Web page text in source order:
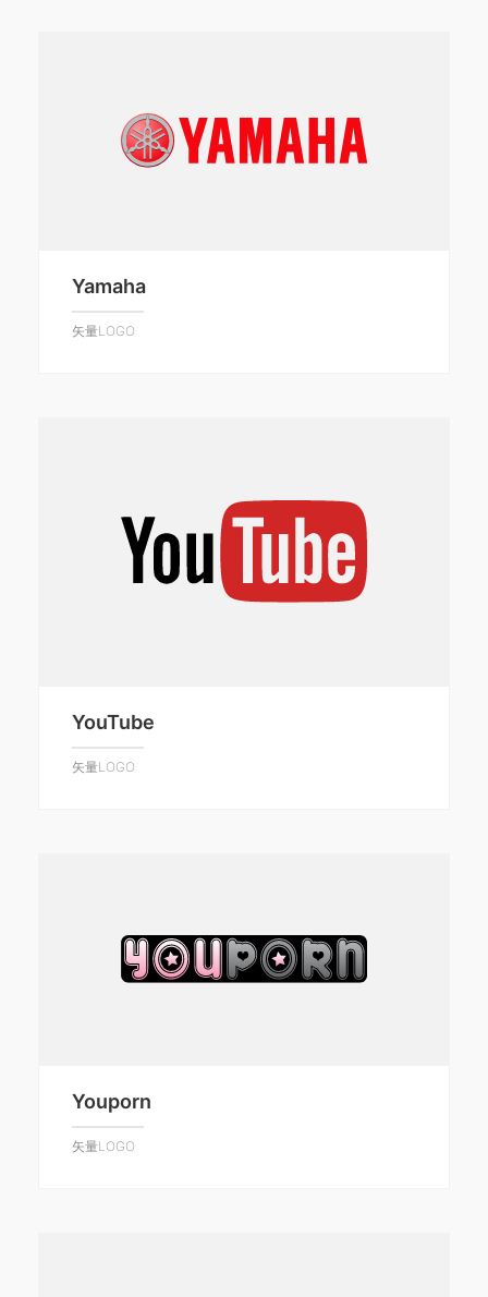
Yamaha
矢量LOGO
YouTube
矢量LOGO
Youporn
矢量LOGO